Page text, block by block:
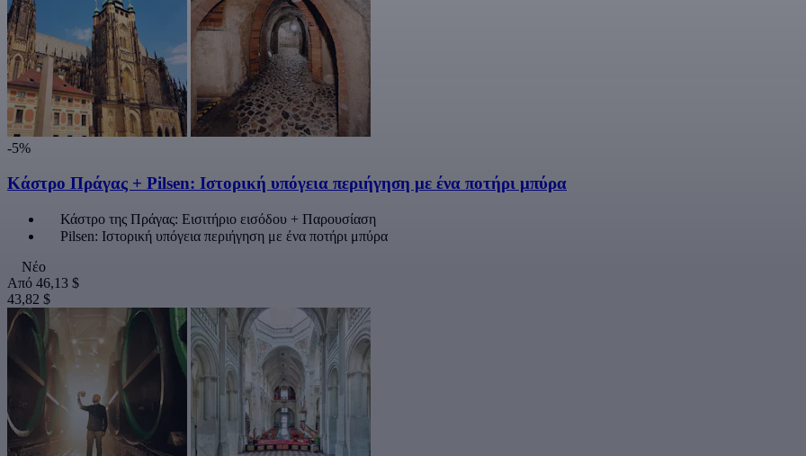
-5%
Κάστρο Πράγας + Pilsen: Ιστορική υπόγεια περιήγηση με ένα ποτήρι μπύρα
Κάστρο της Πράγας: Εισιτήριο εισόδου + Παρουσίαση
Pilsen: Ιστορική υπόγεια περιήγηση με ένα ποτήρι μπύρα
Νέο
Από 46,13 $
43,82 $